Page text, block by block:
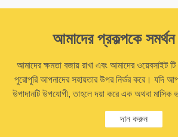
আমাদের প্রকল্পকে
আমাদের ক্ষমতা বজায় রাখা এবং আমাদের ওয়েবসাইট
পুরোপুরি আপনাদের সহায়তার উপর নির্ভর করে। যদি
উপাদানটি উপযোগী, তাহলে দয়া করে এক অথবা মাসিক
দান করুন